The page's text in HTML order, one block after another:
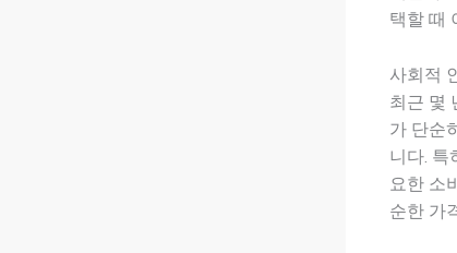
택할 때
사회적
최근 몇
가 단순
니다. 특
요한 소
순한 가